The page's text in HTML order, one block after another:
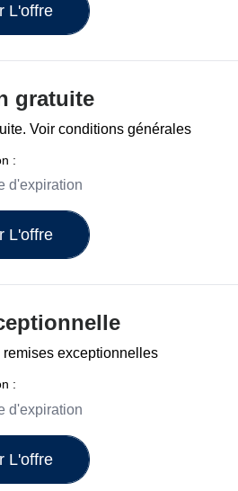
L'offre
gratuite
Voir conditions générales
:
d'expiration
L'offre
remises exceptionnelles
:
d'expiration
L'offre